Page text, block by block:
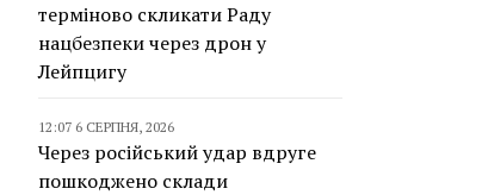
терміново скликати Раду
нацбезпеки через дрон у
Лейпцигу
12:07 6 СЕРПНЯ, 2026
Через російський удар вдруге
пошкоджено склади